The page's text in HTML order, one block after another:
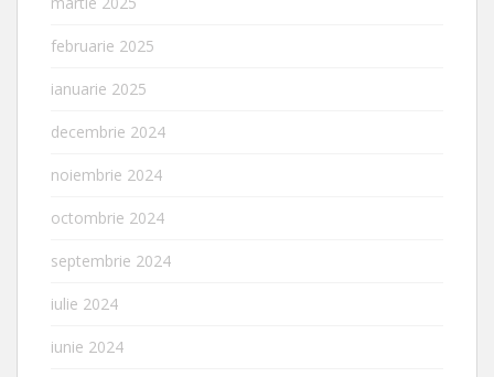
februarie 2025
ianuarie 2025
decembrie 2024
noiembrie 2024
octombrie 2024
septembrie 2024
iulie 2024
iunie 2024